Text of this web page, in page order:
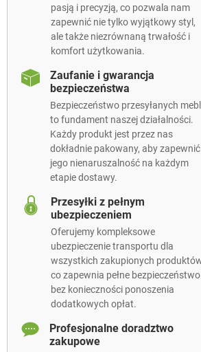
pasją i precyzją, co pozwala nam
zapewnić nie tylko wyjątkowy styl,
ale także niezrównaną trwałość i
komfort użytkowania.
Zaufanie i gwarancja
bezpieczeństwa
Bezpieczeństwo przesyłanych
to fundament naszej działalności.
Każdy produkt jest przez nas
dokładnie pakowany, aby zapewnić
jego nienaruszalność na każdym
etapie dostawy.
Przesyłki z pełnym
ubezpieczeniem
Oferujemy kompleksowe
ubezpieczenie transportu dla
wszystkich zakupionych
co zapewnia pełne bezpieczeństwo
bez konieczności ponoszenia
dodatkowych opłat.
Profesjonalne doradztwo
zakupowe